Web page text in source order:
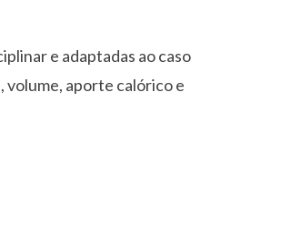
e adaptadas ao caso
aporte calórico e